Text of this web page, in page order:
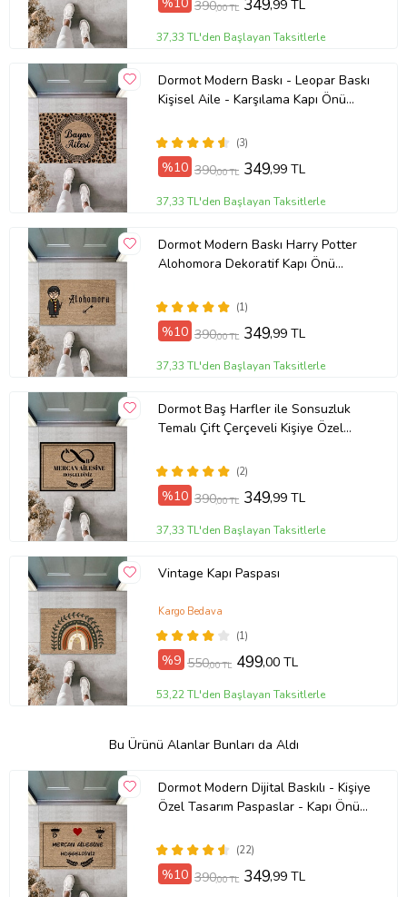
390,00 TL 349,99 TL
37,33 TL'den Başlayan Taksitlerle
Dormot Modern Baskı - Leopar Baskı
Kişisel Aile - Karşılama Kapı Önü
(3)
%10 390,00 TL 349,99 TL
37,33 TL'den Başlayan Taksitlerle
Dormot Modern Baskı Harry Potter
Alohomora Dekoratif Kapı Önü
(1)
%10 390,00 TL 349,99 TL
37,33 TL'den Başlayan Taksitlerle
Dormot Baş Harfler ile Sonsuzluk
Temalı Çift Çerçeveli Kişiye Özel
(2)
%10 390,00 TL 349,99 TL
37,33 TL'den Başlayan Taksitlerle
Vintage Kapı Paspası
(1)
Kargo Bedava
%9 550,00 TL 499,00 TL
53,22 TL'den Başlayan Taksitlerle
Bu Ürünü Alanlar Bunları da Aldı
Dormot Modern Dijital Baskılı - Kişiye
Özel Tasarım Paspaslar - Kapı Önü
(22)
%10 390,00 TL 349,99 TL